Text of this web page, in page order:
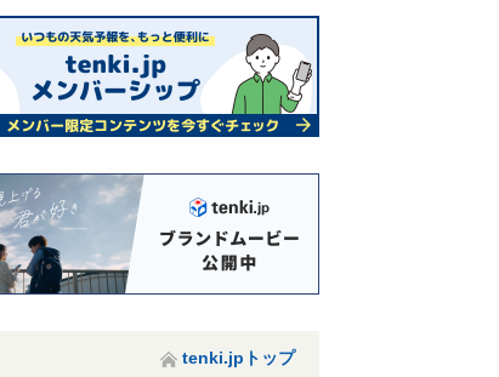
tenki.jpトップ